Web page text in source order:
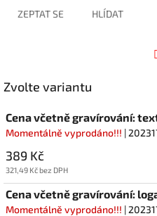
ZEPTAT SE HLÍDAT
Zvolte variantu
Cena včetně gravírování:
Momentálně vyprodáno!!! |
389 Kč
321,49 Kč bez DPH
Cena včetně gravírování:
Momentálně vyprodáno!!! |